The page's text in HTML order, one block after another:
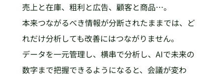
売上と在庫、粗利と広告、顧客と商品…。
本来つながるべき情報が分断されたままでは、ど
れだけ分析しても改善にはつながりません。
データを一元管理し、横串で分析し、AIで未来の
数字まで把握できるようになると、会議が変わ